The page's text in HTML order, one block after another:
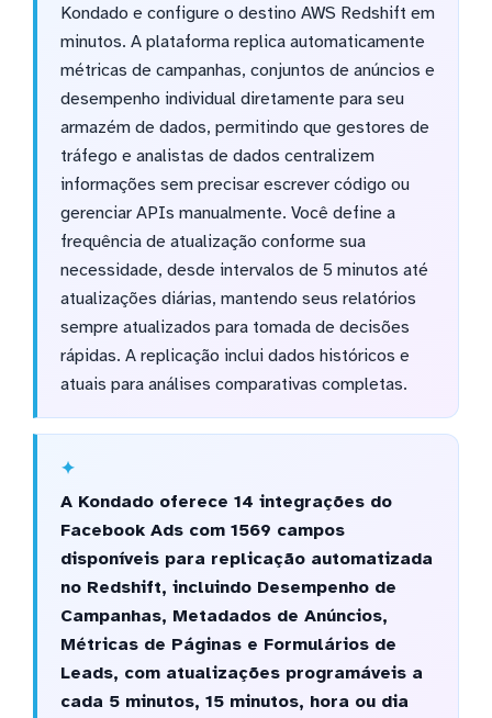
Kondado e configure o destino AWS Redshift em
minutos. A plataforma replica automaticamente
métricas de campanhas, conjuntos de anúncios e
desempenho individual diretamente para seu
armazém de dados, permitindo que gestores de
tráfego e analistas de dados centralizem
informações sem precisar escrever código ou
gerenciar APIs manualmente. Você define a
frequência de atualização conforme sua
necessidade, desde intervalos de 5 minutos até
atualizações diárias, mantendo seus relatórios
sempre atualizados para tomada de decisões
rápidas. A replicação inclui dados históricos e
atuais para análises comparativas completas.
A Kondado oferece 14 integrações do
Facebook Ads com 1569 campos
disponíveis para replicação automatizada
no Redshift, incluindo Desempenho de
Campanhas, Metadados de Anúncios,
Métricas de Páginas e Formulários de
Leads, com atualizações programáveis a
cada 5 minutos, 15 minutos, hora ou dia